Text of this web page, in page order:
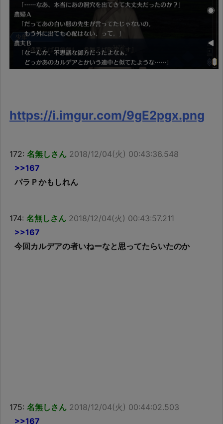
https://i.imgur.com/9gE2pgx.png
172: 名無しさん 2018/12/04(火) 00:43:36.548
>>167
パラＰかもしれん
174: 名無しさん 2018/12/04(火) 00:43:57.211
>>167
今回カルデアの者いねーなと思ってたらいたのか
175: 名無しさん 2018/12/04(火) 00:44:02.503
>>167